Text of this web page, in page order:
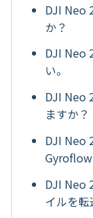
DJI Neo
か？
DJI Neo
い。
DJI Neo
ますか？
DJI Neo
Gyroflow
DJI Neo
イルを転